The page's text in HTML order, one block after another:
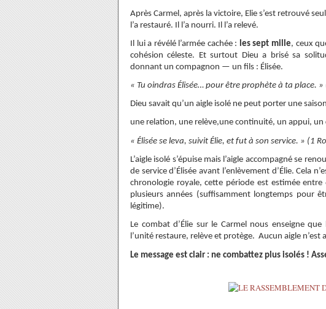
Après Carmel, après la victoire, Elie s’est retrouvé
l’a restauré. Il l’a nourri. Il l’a relevé.
Il lui a révélé l’armée cachée : les sept mille, ceux
cohésion céleste. Et surtout Dieu a brisé sa
donnant un compagnon — un fils : Élisée.
« Tu oindras Élisée… pour être prophète à ta place. »
Dieu savait qu’un aigle isolé ne peut porter une
une relation, une relève,une continuité, un appui,
« Élisée se leva, suivit Élie, et fut à son service. » (1
L’aigle isolé s’épuise mais l’aigle accompagné se
de service d’Élisée avant l’enlèvement d’Élie. Cela
chronologie royale, cette période est estimée
plusieurs années (suffisamment longtemps pour
légitime).
Le combat d’Élie sur le Carmel nous enseigne
l’unité restaure, relève et protège. Aucun aigle n’est
Le message est clair : ne combattez plus isolés !